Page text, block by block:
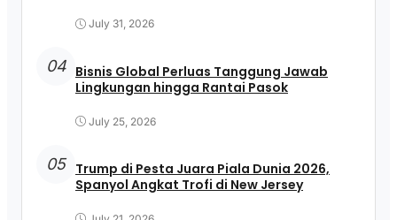
July 31, 2026
04 Bisnis Global Perluas Tanggung Jawab
Lingkungan hingga Rantai Pasok
July 25, 2026
05 Trump di Pesta Juara Piala Dunia 2026,
Spanyol Angkat Trofi di New Jersey